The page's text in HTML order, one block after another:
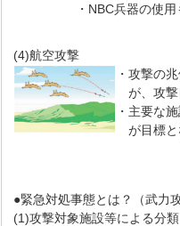
・ NBC兵器の使用
(4)航空攻撃
・攻撃の
が、攻
・ 主要な
が目標
●緊急対処事態とは？（武力
(1)攻撃対象施設等による分類